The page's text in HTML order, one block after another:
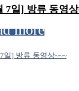
7일] 방류 동영상
more
일] 방류 동영상~~~